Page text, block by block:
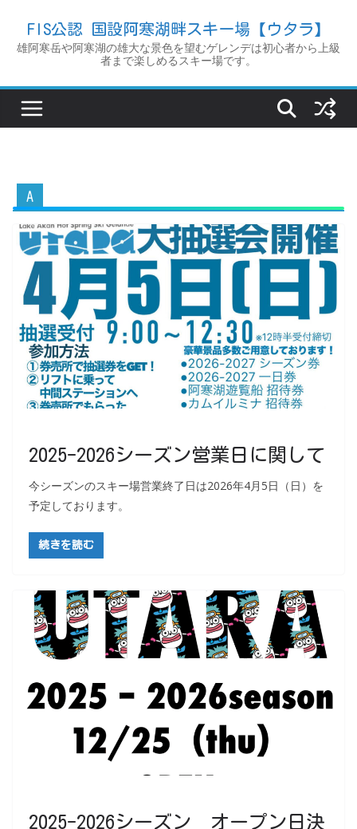
FIS公認 国設阿寒湖畔スキー場【ウタラ】
雄阿寒岳や阿寒湖の雄大な景色を望むゲレンデは初心者から上級
者まで楽しめるスキー場です。
A
2025-2026シーズン営業日に関して
今シーズンのスキー場営業終了日は2026年4月5日（日）を
予定しております。
続きを読む
2025-2026シーズン オープン日決